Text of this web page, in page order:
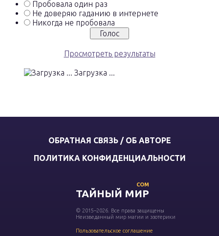
Пробовала один раз
Не доверяю гаданию в интернете
Никогда не пробовала
Просмотреть результаты
Загрузка ...
ОБРАТНАЯ СВЯЗЬ / ОБ АВТОРЕ
ПОЛИТИКА КОНФИДЕНЦИАЛЬНОСТИ
ТАЙНЫЙ МИР
COM
© 2015–2026. Все права защищены
Неизведанный мир магии и эзотерики
Пользовательское соглашение